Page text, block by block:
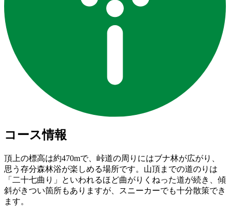
コース情報
頂上の標高は約470mで、峠道の周りにはブナ林が広がり、
思う存分森林浴が楽しめる場所です。山頂までの道のりは
「二十七曲り」といわれるほど曲がりくねった道が続き、傾
斜がきつい箇所もありますが、スニーカーでも十分散策でき
ます。